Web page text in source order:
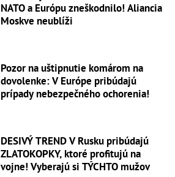
NATO a Európu zneškodnilo! Aliancia
Moskve neublíži
Pozor na uštipnutie komárom na
dovolenke: V Európe pribúdajú
prípady nebezpečného ochorenia!
DESIVÝ TREND V Rusku pribúdajú
ZLATOKOPKY, ktoré profitujú na
vojne! Vyberajú si TÝCHTO mužov